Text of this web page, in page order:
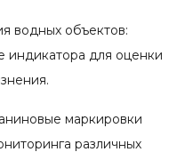
водных объектов:
индикатора для оценки
маркировки
различных